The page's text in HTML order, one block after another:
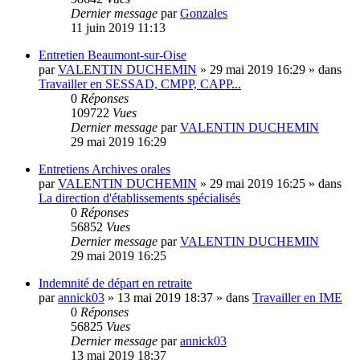
Dernier message parGonzales
11 juin 2019 11:13
Entretien Beaumont-sur-Oise
parVALENTIN DUCHEMIN » 29 mai 2019 16:29 » dans
Travailler en SESSAD, CMPP, CAPP...
0 Réponses
109722 Vues
Dernier message parVALENTIN DUCHEMIN
29 mai 2019 16:29
Entretiens Archives orales
parVALENTIN DUCHEMIN » 29 mai 2019 16:25 » dans
La direction d'établissements spécialisés
0 Réponses
56852 Vues
Dernier message parVALENTIN DUCHEMIN
29 mai 2019 16:25
Indemnité de départ en retraite
parannick03 » 13 mai 2019 18:37 » dans Travailler en IME
0 Réponses
56825 Vues
Dernier message parannick03
13 mai 2019 18:37